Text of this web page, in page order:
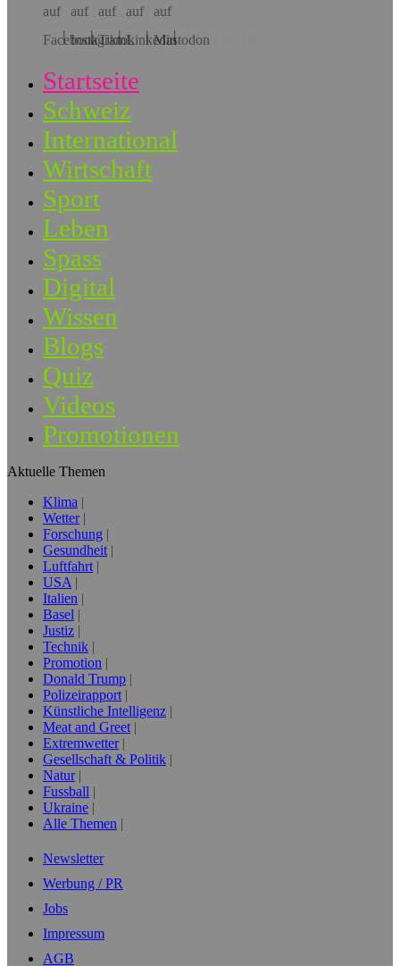
Hol dir die App!
Startseite
Schweiz
International
Wirtschaft
Sport
Leben
Spass
Digital
Wissen
Blogs
Quiz
Videos
Promotionen
Aktuelle Themen
Klima
Wetter
Forschung
Gesundheit
Luftfahrt
USA
Italien
Basel
Justiz
Technik
Promotion
Donald Trump
Polizeirapport
Künstliche Intelligenz
Meat and Greet
Extremwetter
Gesellschaft & Politik
Natur
Fussball
Ukraine
Alle Themen
Newsletter
Werbung / PR
Jobs
Impressum
AGB